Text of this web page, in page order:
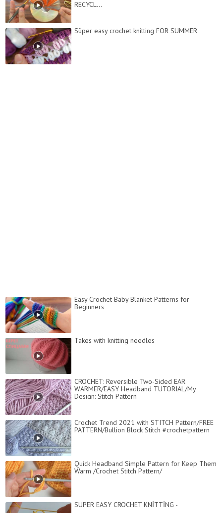
RECYCL...
Süper easy crochet knitting FOR SUMMER
Easy Crochet Baby Blanket Patterns for
Beginners
Takes with knitting needles
CROCHET: Reversible Two-Sided EAR
WARMER/EASY Headband TUTORIAL/My
Design: Stitch Pattern
Crochet Trend 2021 with STITCH Pattern/FREE
PATTERN/Bullion Block Stitch #crochetpattern
Quick Headband Simple Pattern for Keep Them
Warm /Crochet Stitch Pattern/
SUPER EASY CROCHET KNİTTİNG -